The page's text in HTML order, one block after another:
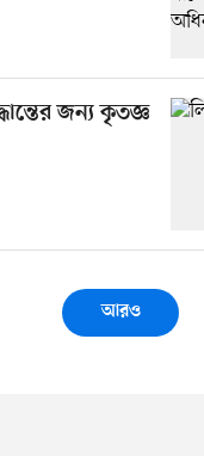
জন্য কৃতজ্ঞ
আরও